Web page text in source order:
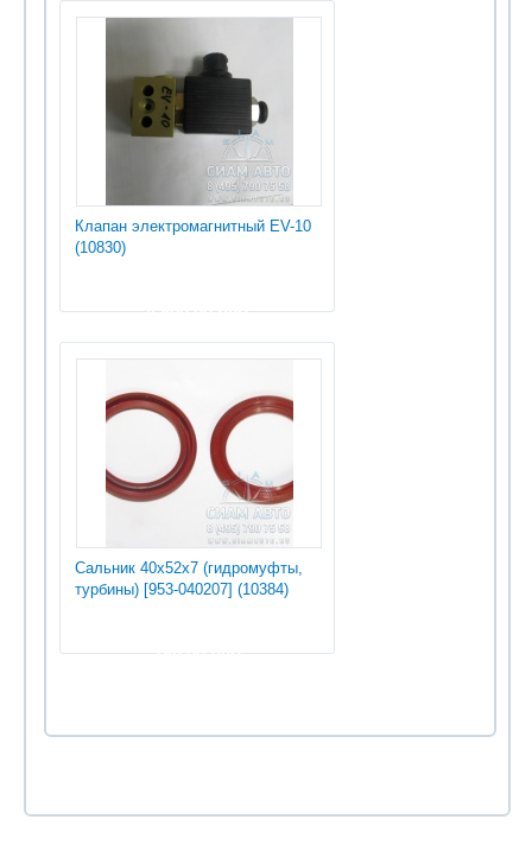
Клапан электромагнитный EV-10
(10830)
4 800.00 руб
Сальник 40х52х7 (гидромуфты,
турбины) [953-040207] (10384)
180.00 руб